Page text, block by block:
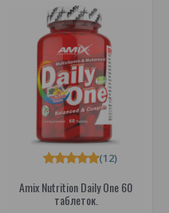
Amix Nutrition Daily One 60
таблеток.
(12)